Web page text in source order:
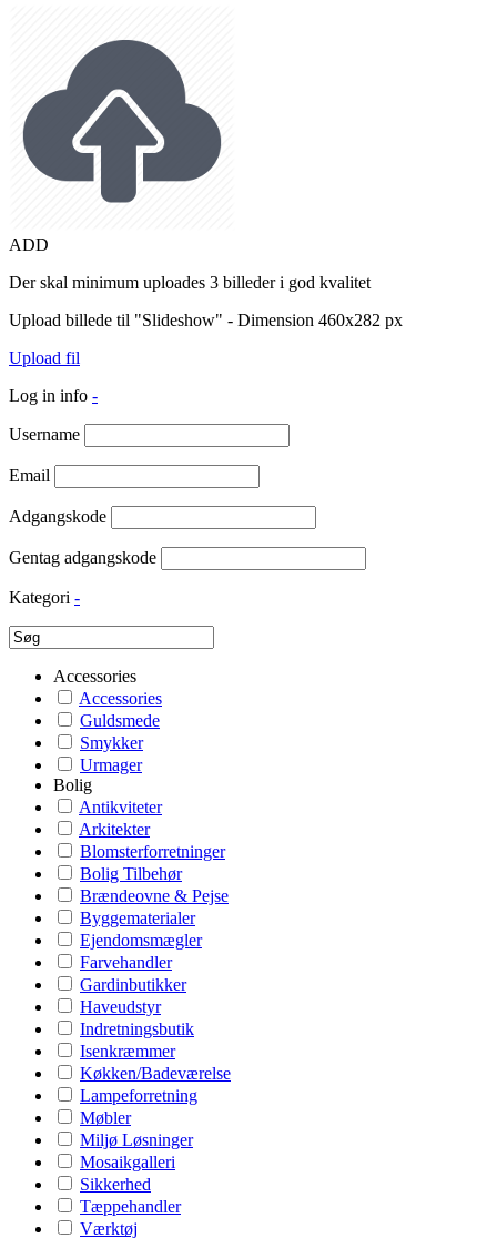
ADD
Der skal minimum uploades 3 billeder i god kvalitet
Upload billede til "Slideshow" - Dimension 460x282 px
Upload fil
Log in info -
Username
Email
Adgangskode
Gentag adgangskode
Kategori -
Accessories
Accessories
Guldsmede
Smykker
Urmager
Bolig
Antikviteter
Arkitekter
Blomsterforretninger
Bolig Tilbehør
Brændeovne & Pejse
Byggematerialer
Ejendomsmægler
Farvehandler
Gardinbutikker
Haveudstyr
Indretningsbutik
Isenkræmmer
Køkken/Badeværelse
Lampeforretning
Møbler
Miljø Løsninger
Mosaikgalleri
Sikkerhed
Tæppehandler
Værktøj